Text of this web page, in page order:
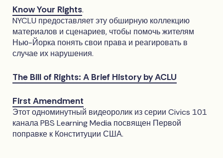
Know Your Rights.
NYCLU предоставляет эту обширную коллекцию
материалов и сценариев, чтобы помочь жителям
Нью-Йорка понять свои права и реагировать в
случае их нарушения.
The Bill of Rights: A Brief History by ACLU
First Amendment
Этот одноминутный видеоролик из серии Civics 101
канала PBS Learning Media посвящен Первой
поправке к Конституции США.